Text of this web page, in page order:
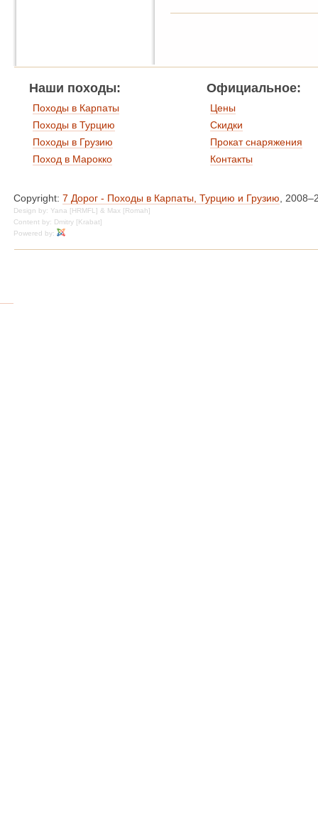
Наши походы:
Походы в Карпаты
Походы в Турцию
Походы в Грузию
Поход в Марокко
Официальное:
Цены
Скидки
Прокат снаряжения
Контакты
Copyright: 7 Дорог - Походы в Карпаты, Турцию и Грузию ,
Design by: Yana [HRMFL] & Max [Romah]
Content by: Dmitry [Krabat]
Powered by: